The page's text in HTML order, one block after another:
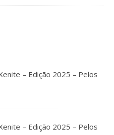
– Edição 2025 – Pelos
– Edição 2025 – Pelos